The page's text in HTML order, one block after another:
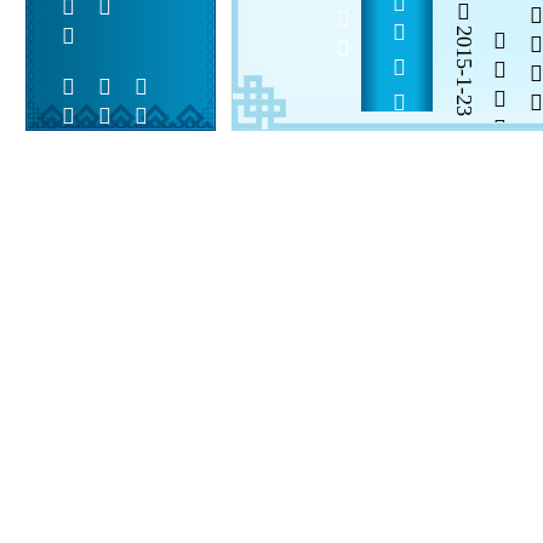
 
2015-1-23